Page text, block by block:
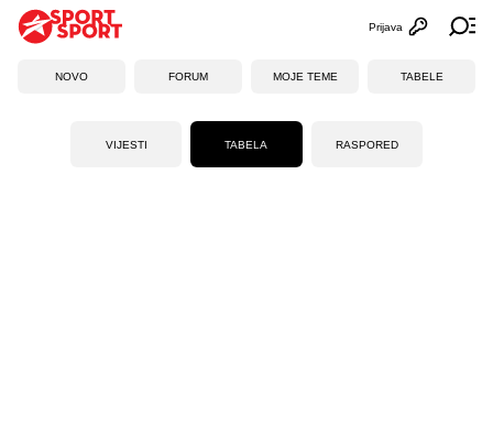
Otvori
Prijava
NOVO FORUM MOJE TEME TABELE
VIJESTI TABELA RASPORED